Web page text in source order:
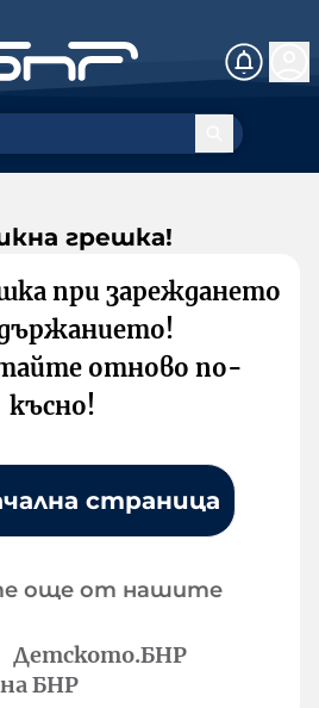
грешка!
при зареждането
отново по-
късно!
страница
още от нашите
Детското.БНР
БНР